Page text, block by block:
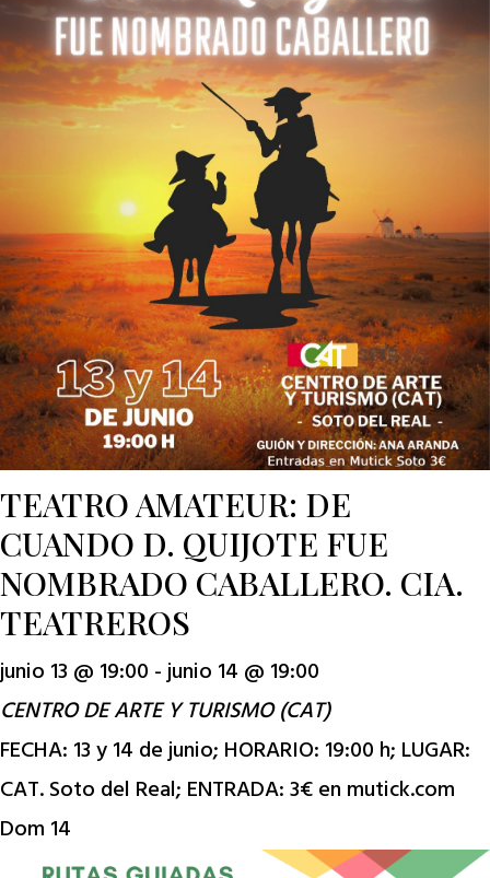
TEATRO AMATEUR: DE
CUANDO D. QUIJOTE FUE
NOMBRADO CABALLERO. CIA.
TEATREROS
junio 13 @ 19:00 -junio 14 @ 19:00
CENTRO DE ARTE Y TURISMO (CAT)
FECHA: 13 y 14 de junio; HORARIO: 19:00 h; LUGAR:
CAT. Soto del Real; ENTRADA: 3€ en mutick.com
Dom 14